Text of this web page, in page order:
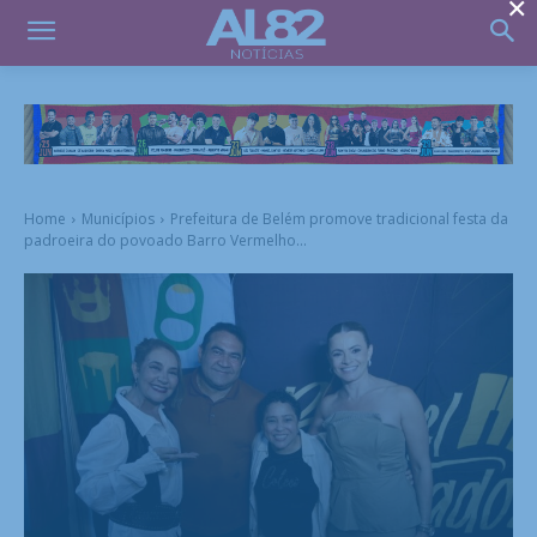
Home Municípios
Prefeitura de Belém promove tradicional festa da
padroeira do povoado Barro Vermelho...